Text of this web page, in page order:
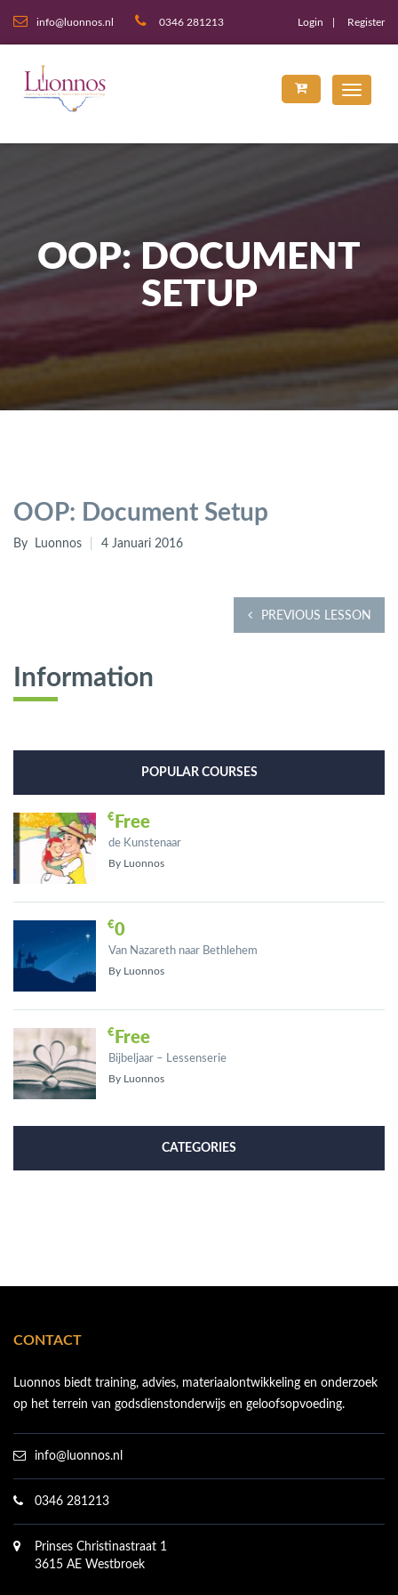
info@luonnos.nl 0346 281213 Login Register
OOP: DOCUMENT
SETUP
OOP: Document Setup
By Luonnos 4 Januari 2016
PREVIOUS LESSON
Information
POPULAR COURSES
Free
de Kunstenaar
By Luonnos
0
Van Nazareth naar Bethlehem
By Luonnos
Free
Bijbeljaar – Lessenserie
By Luonnos
CATEGORIES
CONTACT
Luonnos biedt training, advies, materiaalontwikkeling en onderzoek
op het terrein van godsdienstonderwijs en geloofsopvoeding.
info@luonnos.nl
0346 281213
Prinses Christinastraat 1
3615 AE Westbroek